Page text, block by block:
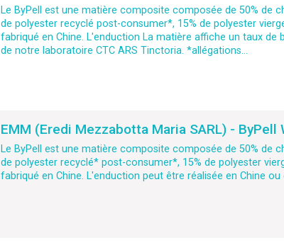
Le ByPell est une matière composite composée de 50% de
de polyester recyclé post-consumer*, 15% de polyester
fabriqué en Chine. L'enduction La matière affiche un taux de
de notre laboratoire CTC ARS Tinctoria. *allégations...
EMM (Eredi Mezzabotta Maria SARL) - ByPell
Le ByPell est une matière composite composée de 50% de
de polyester recyclé* post-consumer*, 15% de polyester
fabriqué en Chine. L'enduction peut être réalisée en Chine